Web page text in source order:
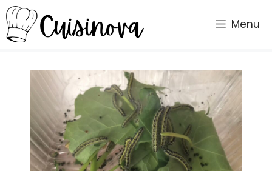
Vai
al
contenuto
Menu